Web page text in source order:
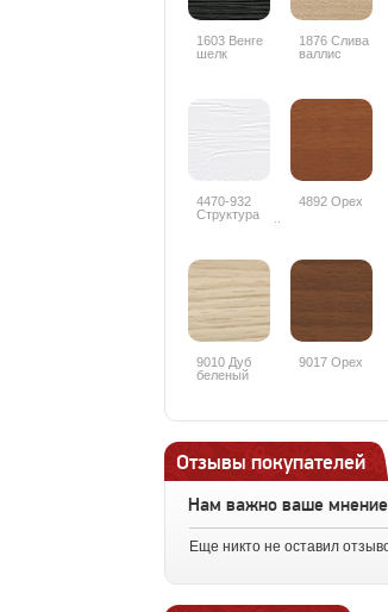
1603 Венге
шелк
1876 Слива
валлис
4470-932
Структура
дерева белый
4892 Орех
9010 Дуб
беленый
9017 Орех
Отзывы покупателей
Нам важно ваше мнение
Еще никто не оставил